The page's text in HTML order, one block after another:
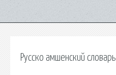
Русско амшенский словарь